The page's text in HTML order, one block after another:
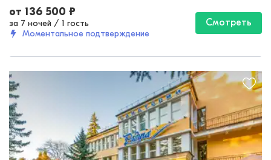
от 136 500 ₽
за 7 ночей / 1 гость
Моментальное подтверждение
Смотреть